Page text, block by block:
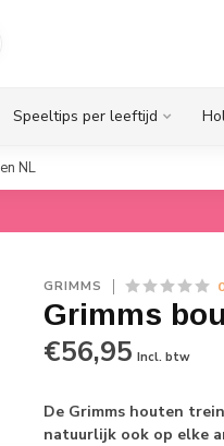
Speeltips per leeftijd
NL
GRIMMS
Grimms
€56,95 Incl. btw
De Grimms houten
natuurlijk ook op elke